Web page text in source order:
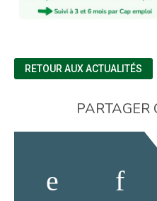
RETOUR AUX ACTUALITÉS
PARTAGER